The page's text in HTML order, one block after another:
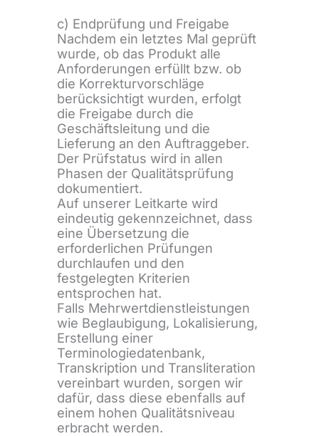
c) Endprüfung und Freigabe
Nachdem ein letztes Mal geprüft
wurde, ob das Produkt alle
Anforderungen erfüllt bzw. ob
die Korrekturvorschläge
berücksichtigt wurden, erfolgt
die Freigabe durch die
Geschäftsleitung und die
Lieferung an den Auftraggeber.
Der Prüfstatus wird in allen
Phasen der Qualitätsprüfung
dokumentiert.
Auf unserer Leitkarte wird
eindeutig gekennzeichnet, dass
eine Übersetzung die
erforderlichen Prüfungen
durchlaufen und den
festgelegten Kriterien
entsprochen hat.
Falls Mehrwertdienstleistungen
wie Beglaubigung, Lokalisierung,
Erstellung einer
Terminologiedatenbank,
Transkription und Transliteration
vereinbart wurden, sorgen wir
dafür, dass diese ebenfalls auf
einem hohen Qualitätsniveau
erbracht werden.